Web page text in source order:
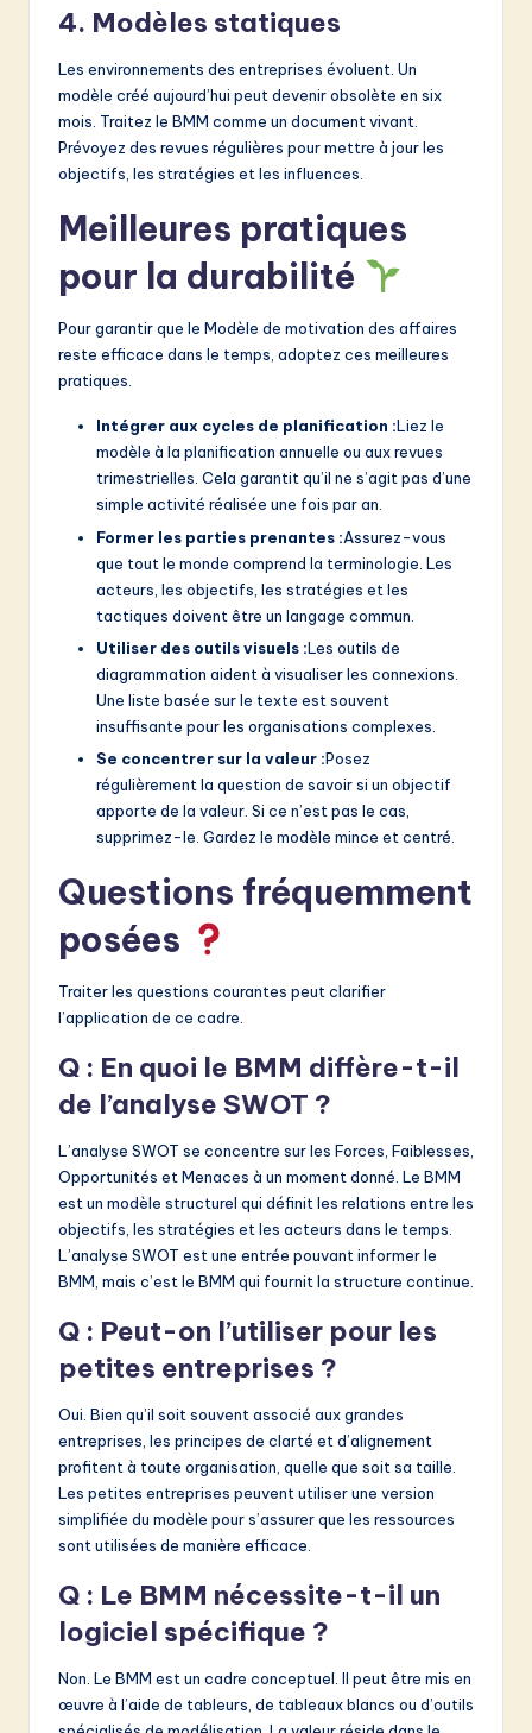
4. Modèles statiques
Les environnements des entreprises évoluent. Un
modèle créé aujourd’hui peut devenir obsolète en six
mois. Traitez le BMM comme un document vivant.
Prévoyez des revues régulières pour mettre à jour les
objectifs, les stratégies et les influences.
Meilleures pratiques
pour la durabilité
Pour garantir que le Modèle de motivation des affaires
reste efficace dans le temps, adoptez ces meilleures
pratiques.
Intégrer aux cycles de planification :Liez le
modèle à la planification annuelle ou aux revues
trimestrielles. Cela garantit qu’il ne s’agit pas d’une
simple activité réalisée une fois par an.
Former les parties prenantes :Assurez-vous
que tout le monde comprend la terminologie. Les
acteurs, les objectifs, les stratégies et les
tactiques doivent être un langage commun.
Utiliser des outils visuels :Les outils de
diagrammation aident à visualiser les connexions.
Une liste basée sur le texte est souvent
insuffisante pour les organisations complexes.
Se concentrer sur la valeur :Posez
régulièrement la question de savoir si un objectif
apporte de la valeur. Si ce n’est pas le cas,
supprimez-le. Gardez le modèle mince et centré.
Questions fréquemment
posées
Traiter les questions courantes peut clarifier
l’application de ce cadre.
Q : En quoi le BMM diffère-t-il
de l’analyse SWOT ?
L’analyse SWOT se concentre sur les Forces, Faiblesses,
Opportunités et Menaces à un moment donné. Le BMM
est un modèle structurel qui définit les relations entre les
objectifs, les stratégies et les acteurs dans le temps.
L’analyse SWOT est une entrée pouvant informer le
BMM, mais c’est le BMM qui fournit la structure continue.
Q : Peut-on l’utiliser pour les
petites entreprises ?
Oui. Bien qu’il soit souvent associé aux grandes
entreprises, les principes de clarté et d’alignement
profitent à toute organisation, quelle que soit sa taille.
Les petites entreprises peuvent utiliser une version
simplifiée du modèle pour s’assurer que les ressources
sont utilisées de manière efficace.
Q : Le BMM nécessite-t-il un
logiciel spécifique ?
Non. Le BMM est un cadre conceptuel. Il peut être mis en
œuvre à l’aide de tableurs, de tableaux blancs ou d’outils